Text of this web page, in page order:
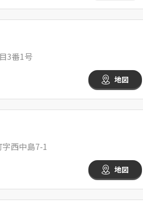
3番1号
地図
西中島7-1
地図